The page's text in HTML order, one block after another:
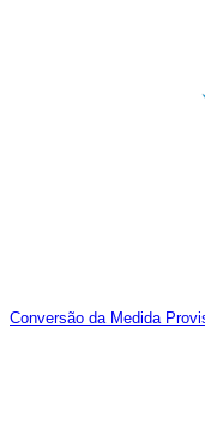
Conversão da Medida